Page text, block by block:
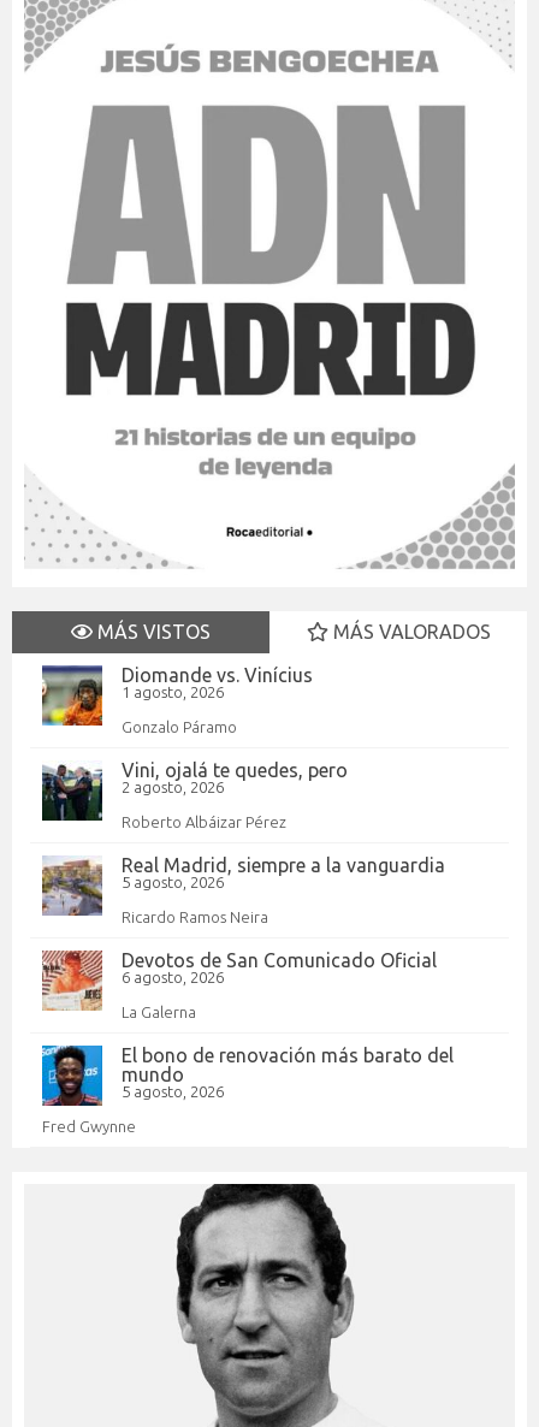
MÁS VISTOS
MÁS VALORADOS
Diomande vs. Vinícius
1 agosto, 2026
Gonzalo Páramo
Vini, ojalá te quedes, pero
2 agosto, 2026
Roberto Albáizar Pérez
Real Madrid, siempre a la vanguardia
5 agosto, 2026
Ricardo Ramos Neira
Devotos de San Comunicado Oficial
6 agosto, 2026
La Galerna
El bono de renovación más barato del
mundo
5 agosto, 2026
Fred Gwynne